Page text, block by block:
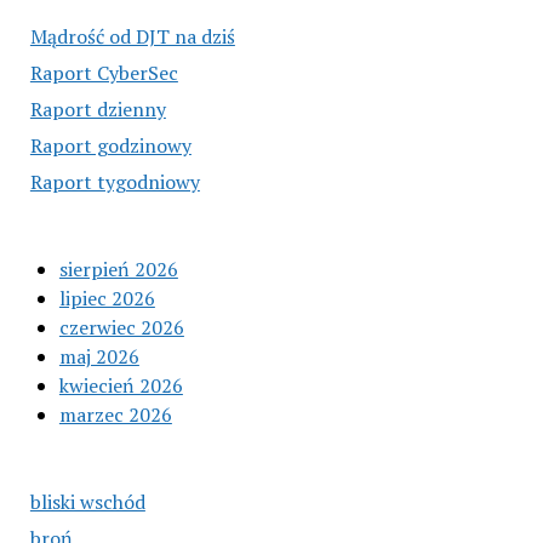
Mądrość od DJT na dziś
Raport CyberSec
Raport dzienny
Raport godzinowy
Raport tygodniowy
sierpień 2026
lipiec 2026
czerwiec 2026
maj 2026
kwiecień 2026
marzec 2026
bliski wschód